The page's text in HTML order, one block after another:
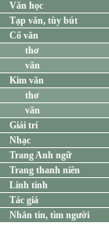
Văn học
Tạp văn, tùy bút
Cổ văn
thơ
văn
Kim văn
thơ
văn
Giải trí
Nhạc
Trang Anh ngữ
Trang thanh niên
Linh tinh
Tác giả
Nhắn tin, tìm người